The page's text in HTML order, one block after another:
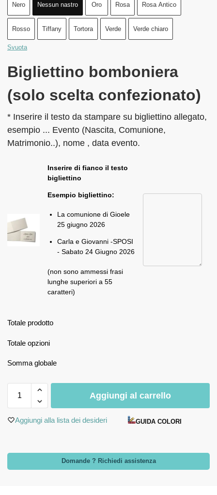
Nero Nessun nastro Oro Rosa Rosa Antico
Rosso Tiffany Tortora Verde Verde chiaro
Svuota
Bigliettino bomboniera
(solo scelta confezionato)
* Inserire il testo da stampare su bigliettino allegato,
esempio ... Evento (Nascita, Comunione,
Matrimonio..), nome , data evento.
Inserire di fianco il testo
bigliettino
Esempio bigliettino:
La comunione di Gioele
25 giugno 2026
Carla e Giovanni -SPOSI
- Sabato 24 Giugno 2026
(non sono ammessi frasi
lunghe superiori a 55
caratteri)
Totale prodotto
Totale opzioni
Somma globale
Aggiungi al carrello
Aggiungi alla lista dei desideri GUIDA COLORI
Domande ? Richiedi assistenza